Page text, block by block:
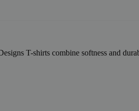
T-shirts combine softness and